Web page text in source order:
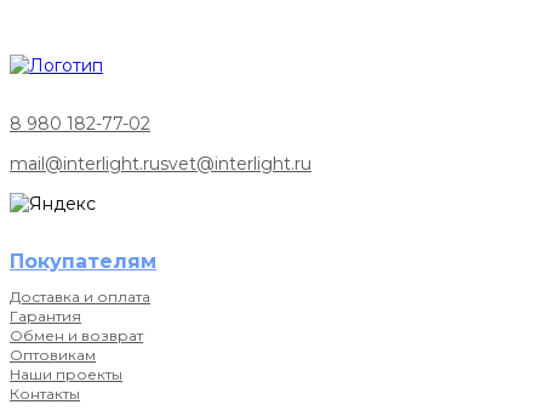
8 980 182-77-02
mail@interlight.rusvet@interlight.ru
Покупателям
Доставка и оплата
Гарантия
Обмен и возврат
Оптовикам
Наши проекты
Контакты